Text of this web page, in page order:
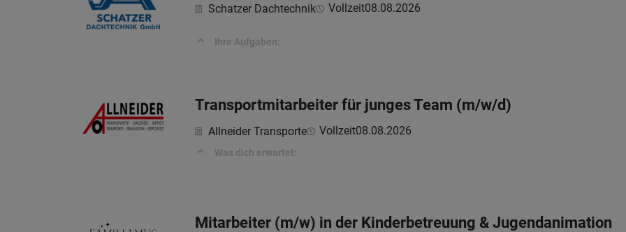
Schatzer Dachtechnik Vollzeit08.08.2026
Ihre Aufgaben:
Transportmitarbeiter für junges Team (m/w/d)
Allneider Transporte Vollzeit08.08.2026
Was dich erwartet:
Mitarbeiter (m/w) in der Kinderbetreuung & Jugendanimation